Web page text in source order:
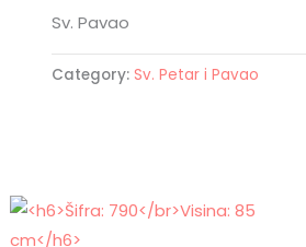
Sv. Pavao
Category: Sv. Petar i Pavao